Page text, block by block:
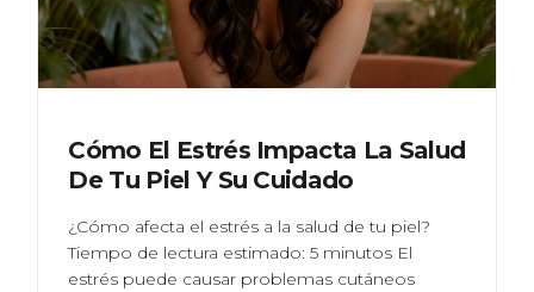
Cómo El Estrés Impacta La Salud
De Tu Piel Y Su Cuidado
¿Cómo afecta el estrés a la salud de tu piel?
Tiempo de lectura estimado: 5 minutos El
estrés puede causar problemas cutáneos